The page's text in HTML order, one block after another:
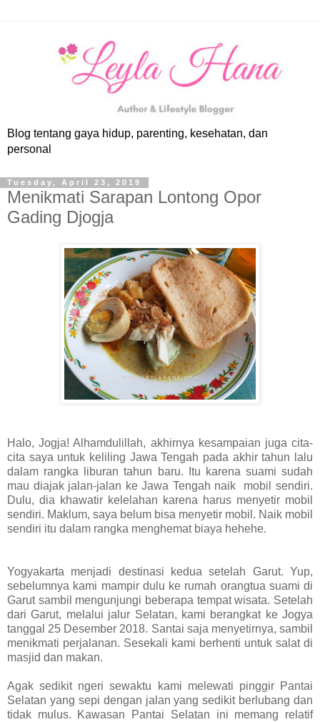
Blog tentang gaya hidup, parenting, kesehatan, dan
personal
Tuesday, April 23, 2019
Menikmati Sarapan Lontong Opor
Gading Djogja
Halo, Jogja! Alhamdulillah, akhirnya kesampaian juga cita-
cita saya untuk keliling Jawa Tengah pada akhir tahun lalu
dalam rangka liburan tahun baru. Itu karena suami sudah
mau diajak jalan-jalan ke Jawa Tengah naik mobil sendiri.
Dulu, dia khawatir kelelahan karena harus menyetir mobil
sendiri. Maklum, saya belum bisa menyetir mobil. Naik mobil
sendiri itu dalam rangka menghemat biaya hehehe.
Yogyakarta menjadi destinasi kedua setelah Garut. Yup,
sebelumnya kami mampir dulu ke rumah orangtua suami di
Garut sambil mengunjungi beberapa tempat wisata. Setelah
dari Garut, melalui jalur Selatan, kami berangkat ke Jogya
tanggal 25 Desember 2018. Santai saja menyetirnya, sambil
menikmati perjalanan. Sesekali kami berhenti untuk salat di
masjid dan makan.
Agak sedikit ngeri sewaktu kami melewati pinggir Pantai
Selatan yang sepi dengan jalan yang sedikit berlubang dan
tidak mulus. Kawasan Pantai Selatan ini memang relatif